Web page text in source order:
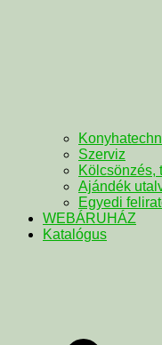
Szerviz
Kölcsönzés,
Ajándék
Egyedi
WEBÁRUHÁZ
Katalógus